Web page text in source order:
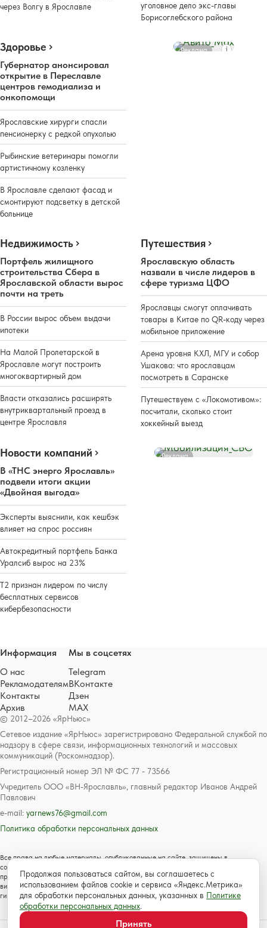
через Волгу в Ярославле
уголовное дело экс-главы
Борисоглебского района
Здоровье
Губернатор анонсировал
открытие в Переславле
центров гемодиализа и
онкопомощи
Ярославские хирурги спасли
пенсионерку с редкой опухолью
Рыбинские ветеринары помогли
артистичному козленку
В Ярославле сделают фасад и
смонтируют подсветку в детской
больнице
Реклама
Недвижимость
Портфель жилищного
строительства Сбера в
Ярославской области вырос
почти на треть
В России вырос объем выдачи
ипотеки
На Малой Пролетарской в
Ярославле могут построить
многоквартирный дом
Власти отказались расширять
внутриквартальный проезд в
центре Ярославля
Путешествия
Ярославскую область
назвали в числе лидеров в
сфере туризма ЦФО
Ярославцы смогут оплачивать
товары в Китае по QR-коду через
мобильное приложение
Арена уровня КХЛ, МГУ и собор
Ушакова: что ярославцам
посмотреть в Саранске
Путешествуем с «Локомотивом»:
посчитали, сколько стоит
хоккейный выезд
Новости компаний
В «ТНС энерго Ярославль»
подвели итоги акции
«Двойная выгода»
Эксперты выяснили, как кешбэк
влияет на спрос россиян
Автокредитный портфель Банка
Уралсиб вырос на 23%
Т2 признан лидером по числу
бесплатных сервисов
кибербезопасности
Реклама
© 2012–2026 «ЯрНьюс»
Сетевое издание «ЯрНьюс» зарегистрировано Федеральной службой по
надзору в сфере связи, информационных технологий и массовых
коммуникаций (Роскомнадзор).
Регистрационный номер ЭЛ № ФС 77 - 73566
Учредитель ООО «ВН-Ярославль», главный редактор Иванов Андрей
Павлович
e-mail: yarnews76@gmail.com
Политика обработки персональных данных
Все права на любые материалы, опубликованные на сайте, защищены в
соответствии с российским и международным законодательством об авторском
праве и смежных правах. Любое использование текстовых, фото, аудио и
видеоматериалов возможно только с согласия правообладателя с обязательной
гиперссылкой на сайт https://www.yarnews.net; Для детей старше 16 лет.
Информация
О нас
Рекламодателям
Контакты
Архив
Мы в соцсетях
Telegram
ВКонтакте
Дзен
MAX
Продолжая пользоваться сайтом, вы соглашаетесь с
использованием файлов cookie и сервиса «Яндекс.Метрика»
для обработки персональных данных, указанных в Политике
обработки персональных данных.
Принять